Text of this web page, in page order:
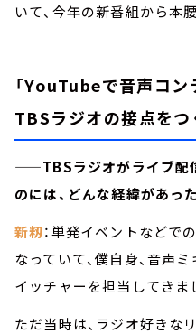
いて、今年の新番組から本
「YouTubeで音声コン
TBSラジオの接点をつ
——TBSラジオがライブ配
のには、どんな経緯があっ
新籾：単発イベントなどで
なっていて、僕自身、音声
イッチャーを担当してきま
ただ当時は、ラジオ好きな